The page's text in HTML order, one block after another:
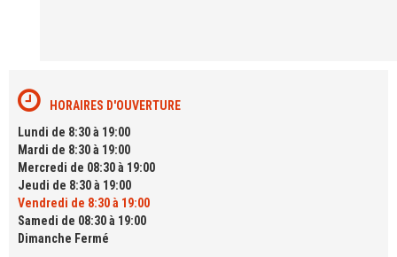
HORAIRES D'OUVERTURE
Lundi de 8:30 à 19:00
Mardi de 8:30 à 19:00
Mercredi de 08:30 à 19:00
Jeudi de 8:30 à 19:00
Vendredi de 8:30 à 19:00
Samedi de 08:30 à 19:00
Dimanche Fermé